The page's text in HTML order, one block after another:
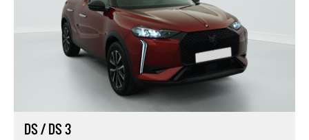
DS / DS 3